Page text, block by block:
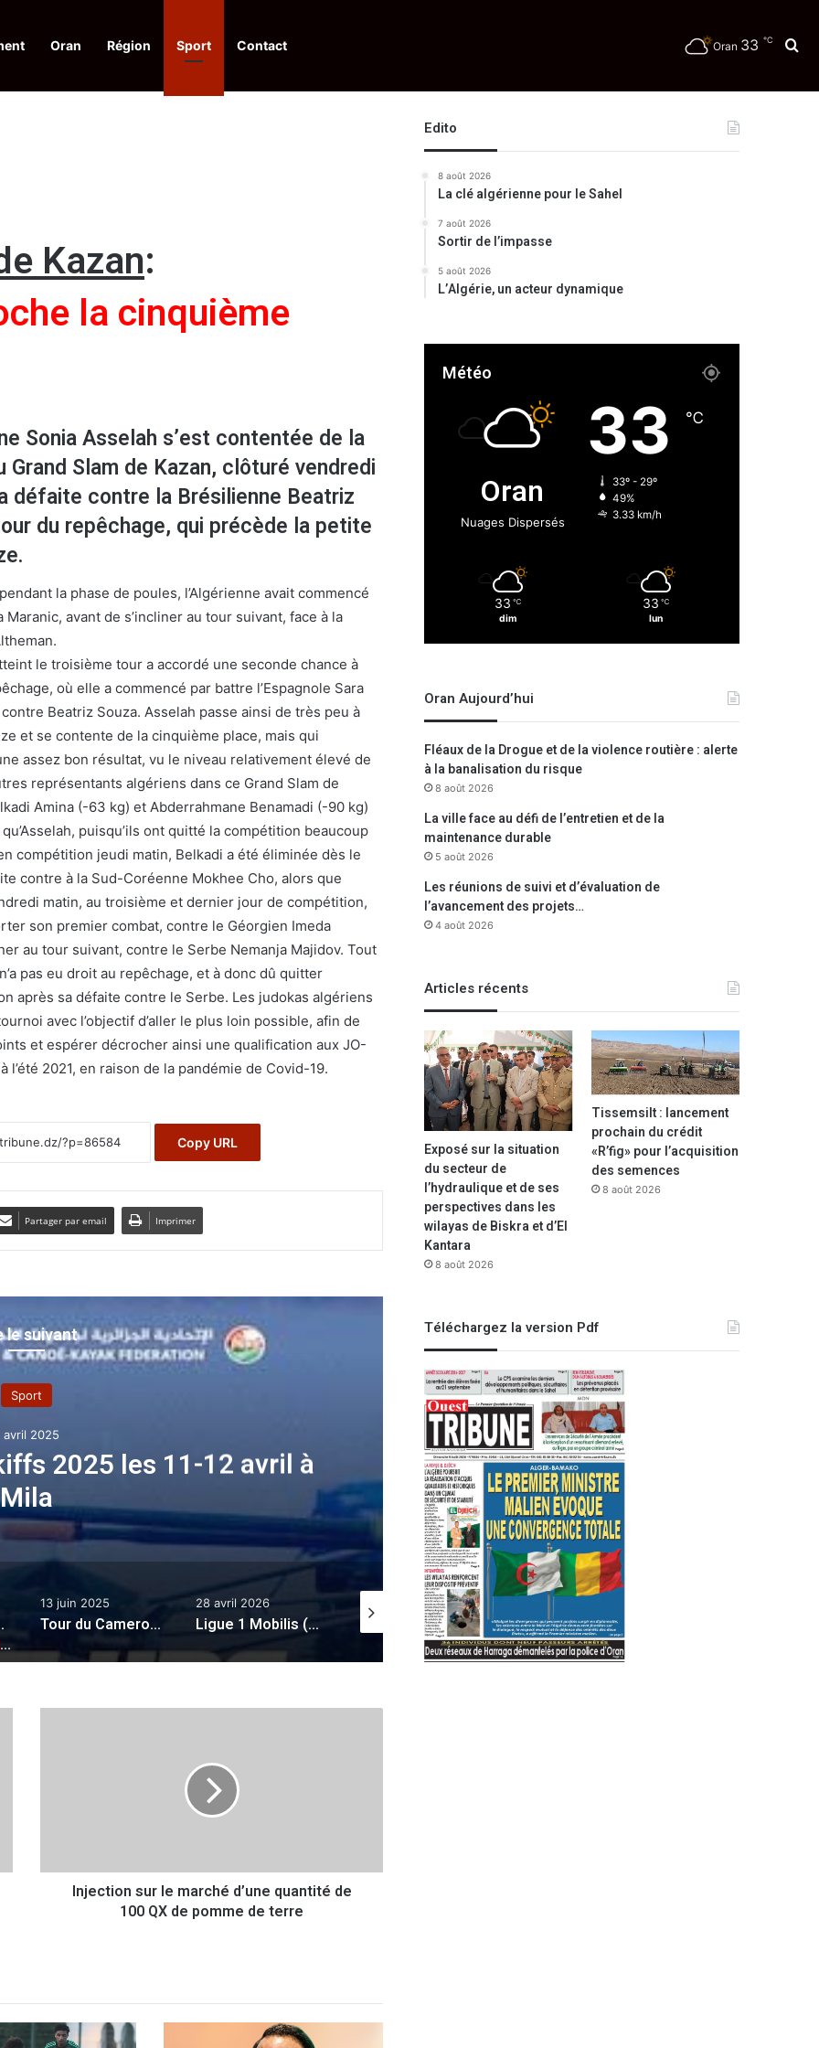
Oran Région Sport Contact Oran 33 ℃
qualitatifs et historiques dans un climat de sécurité et de stabilité
Kazan:
la cinquième
Sonia Asselah s’est contentée de la
Grand Slam de Kazan, clôturé vendredi
défaite contre la Brésilienne Beatriz
du repêchage, qui précède la petite
la phase de poules, l’Algérienne avait commencé
avant de s’incliner au tour suivant, face à la
le troisième tour a accordé une seconde chance à
où elle a commencé par battre l’Espagnole Sara
Beatriz Souza. Asselah passe ainsi de très peu à
et se contente de la cinquième place, mais qui
assez bon résultat, vu le niveau relativement élevé de
représentants algériens dans ce Grand Slam de
Amina (-63 kg) et Abderrahmane Benamadi (-90 kg)
puisqu’ils ont quitté la compétition beaucoup
compétition jeudi matin, Belkadi a été éliminée dès le
contre à la Sud-Coréenne Mokhee Cho, alors que
matin, au troisième et dernier jour de compétition,
son premier combat, contre le Géorgien Imeda
au tour suivant, contre le Serbe Nemanja Majidov. Tout
pas eu droit au repêchage, et à donc dû quitter
après sa défaite contre le Serbe. Les judokas algériens
avec l’objectif d’aller le plus loin possible, afin de
et espérer décrocher ainsi une qualification aux JO-
l’été 2021, en raison de la pandémie de Covid-19.
Copy URL
Partager par email Imprimer
le suivant
Sport
avril 2025
2025 les 11-12 avril à
Mila
Sélection
Bougherra craint une autre
A’
:
13 juin 2025
Tour du Cameroun : Abdellah Benyoucef prend la deuxième place
28 avril 2026
Ligue 1 Mobilis (mise à jour/19e journée) : le MCA pour un pas vers le titre, duel indécis à Tizi-Ouzou
23 février 2025
Cyclisme / Grand Prix international de la ville d’Alger : Hamza Yacine (Madar Pro-Team) remporte l’édition 2025
24 mars 2021
Djamel Belmadi: « Le match face à la Zambie est loin d’être sans enjeu »
n
a
r
c
Injection sur le marché d’une quantité de
100 QX de pomme de terre
Edito
8 août 2026
La clé algérienne pour le Sahel
7 août 2026
Sortir de l’impasse
5 août 2026
L’Algérie, un acteur dynamique
Météo
Oran
Nuages Dispersés
33 ℃
33º - 29º
49%
3.33 km/h
33 ℃
dim
33 ℃
lun
Oran Aujourd’hui
Fléaux de la Drogue et de la violence routière : alerte
à la banalisation du risque
8 août 2026
La ville face au défi de l’entretien et de la
maintenance durable
5 août 2026
Les réunions de suivi et d’évaluation de
l’avancement des projets…
4 août 2026
Articles récents
Exposé sur la situation
du secteur de
l’hydraulique et de ses
perspectives dans les
wilayas de Biskra et d’El
Kantara
8 août 2026
Tissemsilt : lancement
prochain du crédit
«R’fig» pour l’acquisition
des semences
8 août 2026
Téléchargez la version Pdf